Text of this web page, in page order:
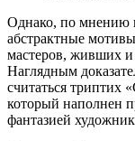
Однако, по мнению
абстрактные
мастеров, живших
Наглядным
считаться триптих
который наполнен
фантазией